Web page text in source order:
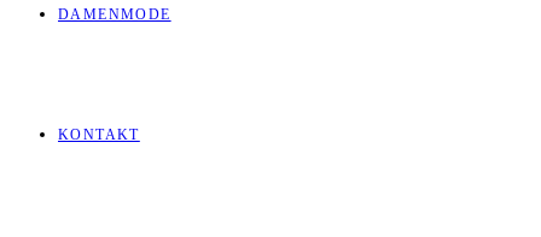
DAMENMODE
KONTAKT